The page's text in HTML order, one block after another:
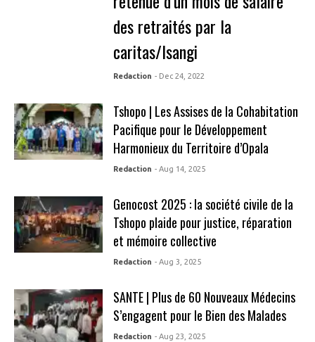
des retraités par la
caritas/Isangi
Redaction - Dec 24, 2022
Tshopo | Les Assises de la Cohabitation
Pacifique pour le Développement
Harmonieux du Territoire d’Opala
Redaction - Aug 14, 2025
Genocost 2025 : la société civile de la
Tshopo plaide pour justice, réparation
et mémoire collective
Redaction - Aug 3, 2025
SANTE | Plus de 60 Nouveaux Médecins
S’engagent pour le Bien des Malades
Redaction - Aug 23, 2025